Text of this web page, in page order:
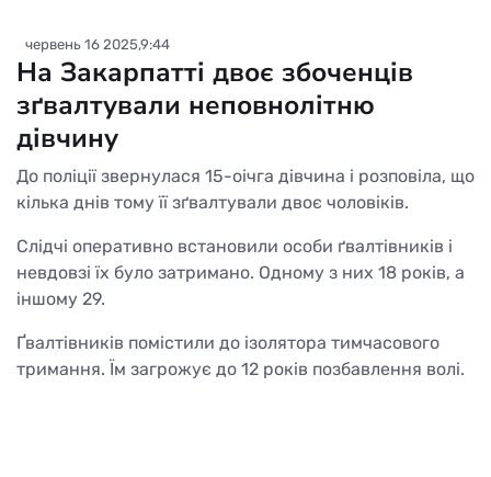
червень 16 2025,9:44
На Закарпатті двоє збоченців
зґвалтували неповнолітню
дівчину
До поліції звернулася 15-оічга дівчина і розповіла, що
кілька днів тому її зґвалтували двоє чоловіків.
Слідчі оперативно встановили особи ґвалтівників і
невдовзі їх було затримано. Одному з них 18 років, а
іншому 29.
Ґвалтівників помістили до ізолятора тимчасового
тримання. Їм загрожує до 12 років позбавлення волі.